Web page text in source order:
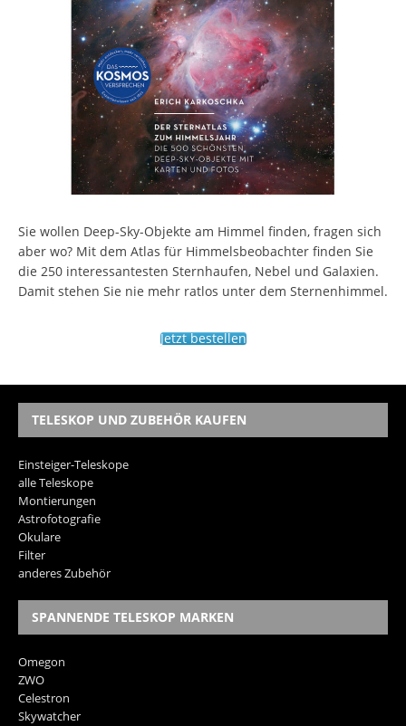
Sie wollen Deep-Sky-Objekte am Himmel finden, fragen sich
aber wo? Mit dem Atlas für Himmelsbeobachter finden Sie
die 250 interessantesten Sternhaufen, Nebel und Galaxien.
Damit stehen Sie nie mehr ratlos unter dem Sternenhimmel.
Jetzt bestellen
TELESKOP UND ZUBEHÖR KAUFEN
Einsteiger-Teleskope
alle Teleskope
Montierungen
Astrofotografie
Okulare
Filter
anderes Zubehör
SPANNENDE TELESKOP MARKEN
Omegon
ZWO
Celestron
Skywatcher